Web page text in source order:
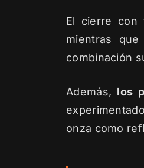
El cierre con
mientras
combinación
Además, los
onza como